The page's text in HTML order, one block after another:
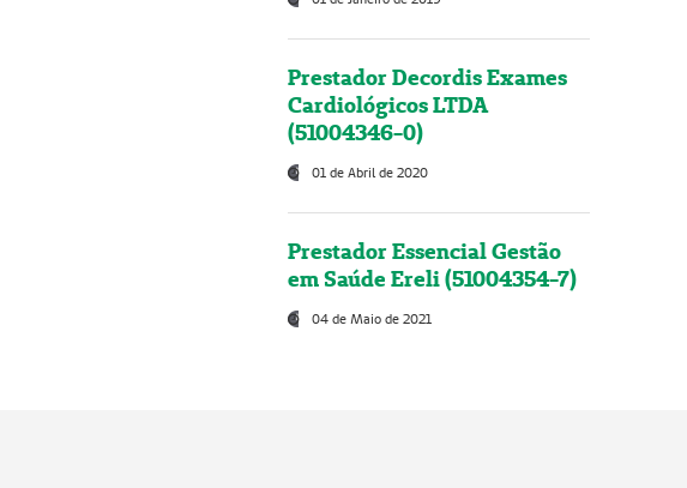
Prestador Decordis Exames
Cardiológicos LTDA
(51004346-0)
01 de Abril de 2020
Prestador Essencial Gestão
em Saúde Ereli (51004354-7)
04 de Maio de 2021